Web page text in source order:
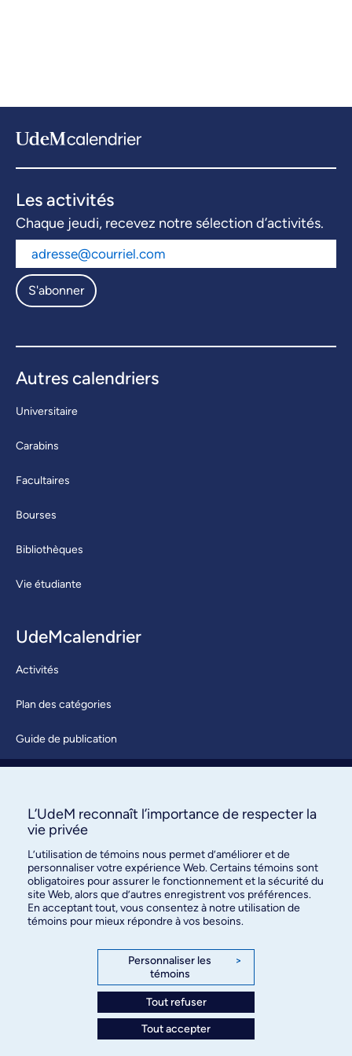
Les activités
Chaque jeudi, recevez notre sélection d’activités.
S'abonner
Autres calendriers
Universitaire
Carabins
Facultaires
Bourses
Bibliothèques
Vie étudiante
UdeMcalendrier
Activités
Plan des catégories
Guide de publication
À propos / Nous joindre
des relations publiques
3744, rue Jean-Brillant, bureau 490
Montréal (Québec) H3T 1P1
L’UdeM reconnaît l’importance de respecter la
vie privée
L’utilisation de témoins nous permet d’améliorer et de
personnaliser votre expérience Web. Certains témoins sont
obligatoires pour assurer le fonctionnement et la sécurité du
site Web, alors que d’autres enregistrent vos préférences.
En acceptant tout, vous consentez à notre utilisation de
témoins pour mieux répondre à vos besoins.
Personnaliser les
témoins
>
Tout refuser
Tout accepter